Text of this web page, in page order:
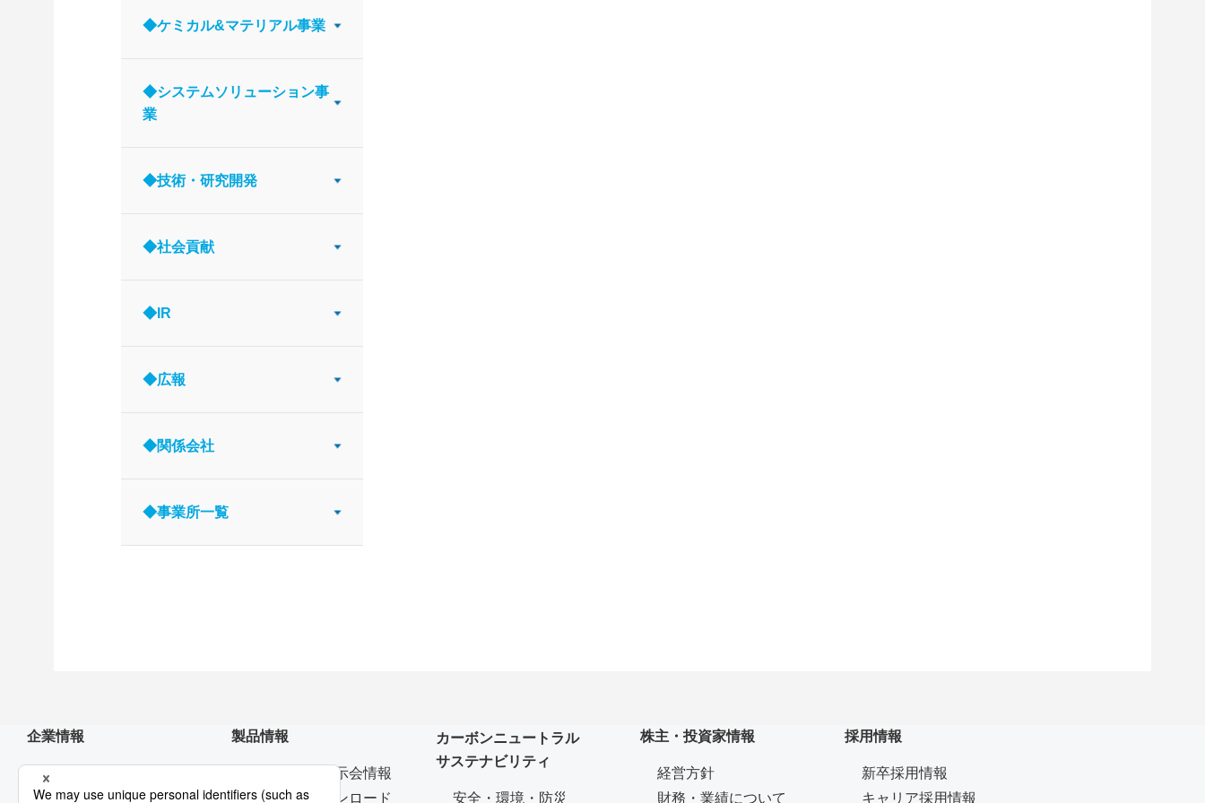
◆ケミカル&マテリアル事業
◆システムソリューション事
業
◆技術・研究開発
◆社会貢献
◆IR
◆広報
◆関係会社
◆事業所一覧
企業情報
トップメッセージ
デジタルトランスフォーメー
製品情報
ニュース・展示会情報
カタログダウンロード
カーボンニュートラル
サステナビリティ
安全・環境・防災
株主・投資家情報
経営方針
財務・業績について
採用情報
新卒採用情報
キャリア採用情報